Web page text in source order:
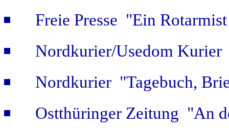
Freie Presse "Ein
Nordkurier/Usedom
Nordkurier "Tagebuch,
Ostthüringer Zeitung "An